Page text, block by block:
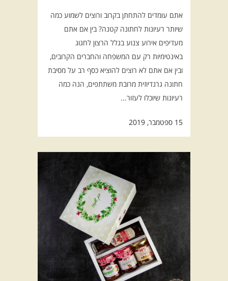
אתם עומדים להתחתן בקרוב ורוצים לשמוע כמה
שיותר רעיונות לחתונה קטנה? בין אם אתם
מעדיפים אירוע צנוע בגלל הרצון לחגוג
באינטימיות רק עם המשפחה והחברים הקרובים,
ובין אם אתם לא רוצים להוציא כסף רב על מסיבת
חתונה גרנדיוזית מרובת משתתפים, הנה כמה
רעיונות שיוכלו לעזור...
15 ספטמבר, 2019